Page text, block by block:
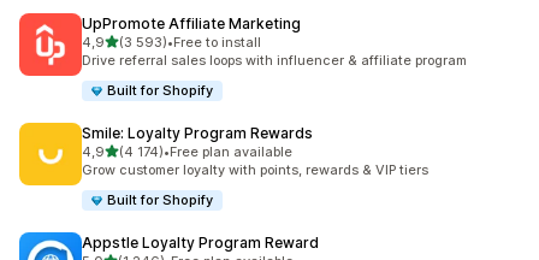
UpPromote Affiliate Marketing
4,9av 5 stjerner
(3 593)
Totalt 3593 omtaler
•Free to install
Drive referral sales loops with influencer & affiliate program
Built for Shopify
Smile: Loyalty Program Rewards
4,9av 5 stjerner
(4 174)
Totalt 4174 omtaler
•Free plan available
Grow customer loyalty with points, rewards & VIP tiers
Built for Shopify
Appstle Loyalty Program Reward